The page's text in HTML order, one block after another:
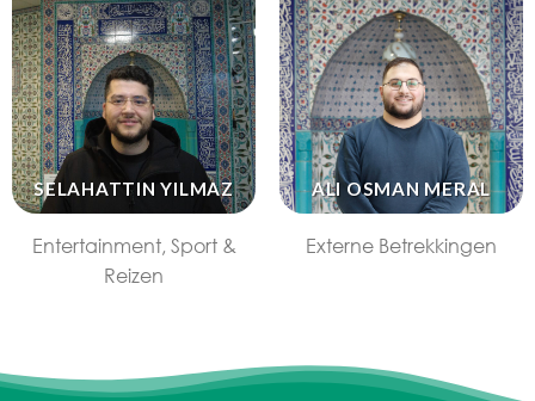
SELAHATTIN YILMAZ
Entertainment, Sport &
Reizen
ALI OSMAN MERAL
Externe Betrekkingen